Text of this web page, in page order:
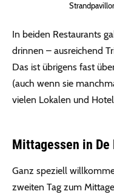
In beiden Restaurants
drinnen – ausreichend
Das ist übrigens fast
(auch wenn sie
vielen Lokalen und
Mittagessen in De
Ganz speziell
zweiten Tag zum